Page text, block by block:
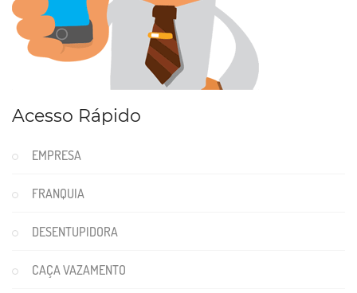
Acesso Rápido
EMPRESA
FRANQUIA
DESENTUPIDORA
CAÇA VAZAMENTO